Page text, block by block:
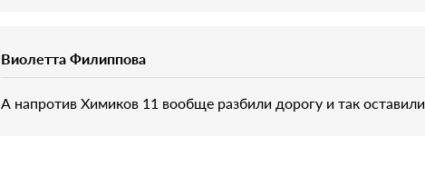
Виолетта Филиппова
А напротив Химиков 11 вообще разбили дорогу и так оставили